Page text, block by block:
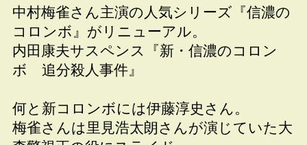
中村梅雀さん主演の人気シリーズ『信濃の
コロンボ』がリニューアル。
内田康夫サスペンス『新・信濃のコロン
ボ 追分殺人事件』
何と新コロンボには伊藤淳史さん。
梅雀さんは里見浩太朗さんが演じていた大